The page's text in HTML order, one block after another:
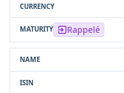
Rappelé